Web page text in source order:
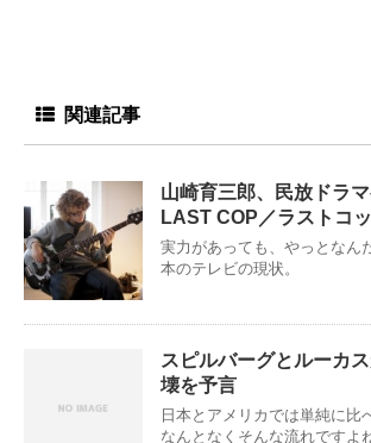
関連記事
山崎育三郎、民放ドラ
LAST COP／ラストコッ
実力があっても、やっとなん
本のテレビの現状。
スピルバーグとルーカ
壊を予言
日本とアメリカでは単純に比
なんとなくそんな流れですよ